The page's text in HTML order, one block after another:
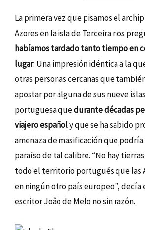
La primera vez que pisamos el
Azores en la isla de Terceira nos
habíamos tardado tanto tiempo en
lugar. Una impresión idéntica a la
otras personas cercanas que
apostar por alguna de sus nueve
portuguesa quedurante décadas
viajero españoly que se ha sabido
amenaza de masificación que
paraíso de tal calibre. “No hay
todo el territorio portugués que las
en ningún otro país europeo”, decía
escritor Joâo de Melo no sin razón.